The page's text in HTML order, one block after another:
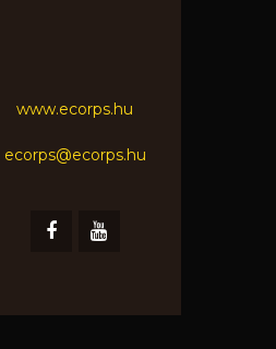
www.ecorps.hu
ecorps@ecorps.hu